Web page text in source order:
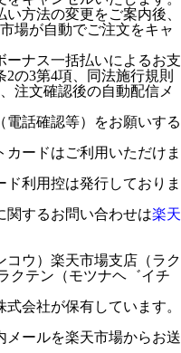
方法の変更をご案内後、
場が自動でご注文をキャ
ーナス一括払いによるお支
の3第4項、同法施行規則
注文確認後の自動配信メ
話確認等）をお願いする
ードはご利用いただけま
利用控は発行しておりま
するお問い合わせは楽天
コウ）楽天市場支店（ラク
クテン（モツナヘ゛イチ
会社が保有しています。
メールを楽天市場からお送